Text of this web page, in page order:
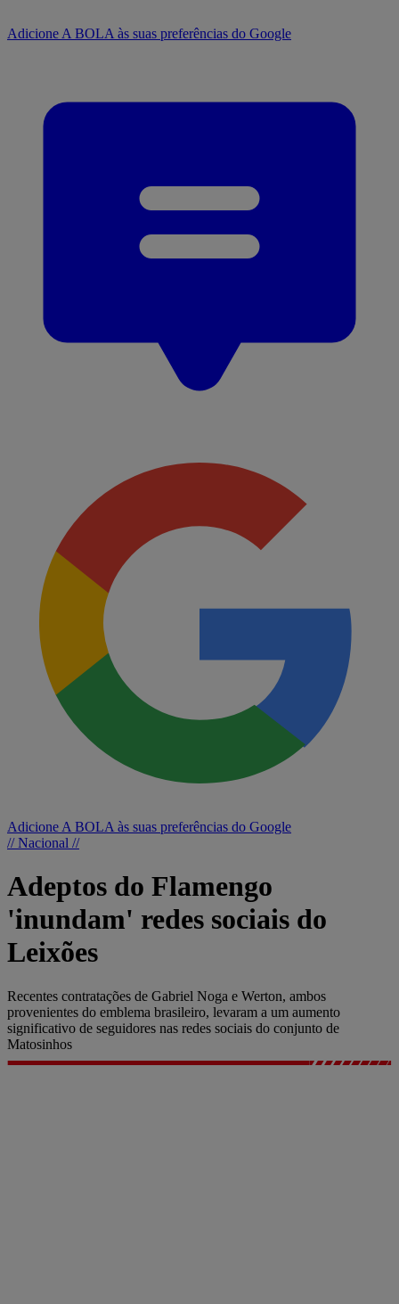
Adicione A BOLA às suas preferências do Google
Adicione A BOLA às suas preferências do Google
// Nacional //
Adeptos do Flamengo
'inundam' redes sociais do
Leixões
Recentes contratações de Gabriel Noga e Werton, ambos
provenientes do emblema brasileiro, levaram a um aumento
significativo de seguidores nas redes sociais do conjunto de
Matosinhos